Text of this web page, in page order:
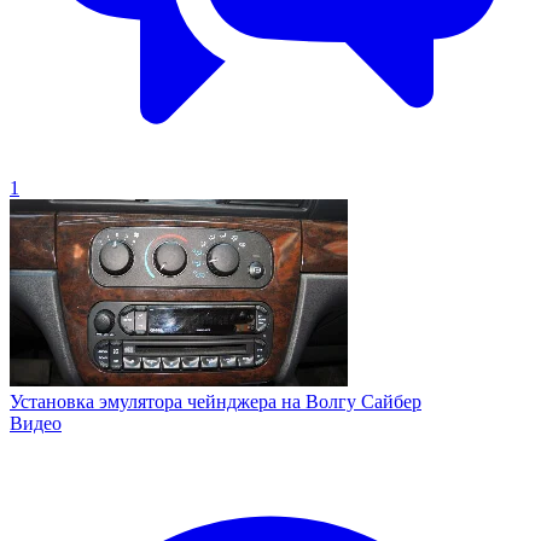
1
Установка эмулятора чейнджера на Волгу Сайбер
Видео